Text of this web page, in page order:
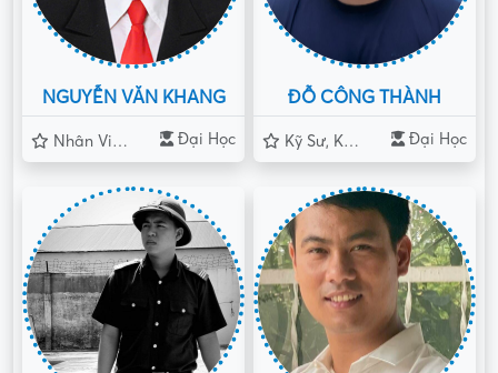
NGUYỄN VĂN KHANG
Nhân Viên-Quản Lý Đại Học
ĐỖ CÔNG THÀNH
Kỹ Sư, Kỹ Thuật Viên Đại Học